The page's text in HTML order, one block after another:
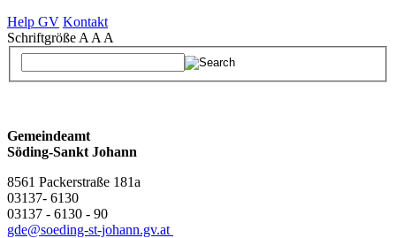
Help GV Kontakt
Schriftgröße A A A
Gemeindeamt
Söding-Sankt Johann
8561 Packerstraße 181a
03137- 6130
03137 - 6130 - 90
gde@soeding-st-johann.gv.at